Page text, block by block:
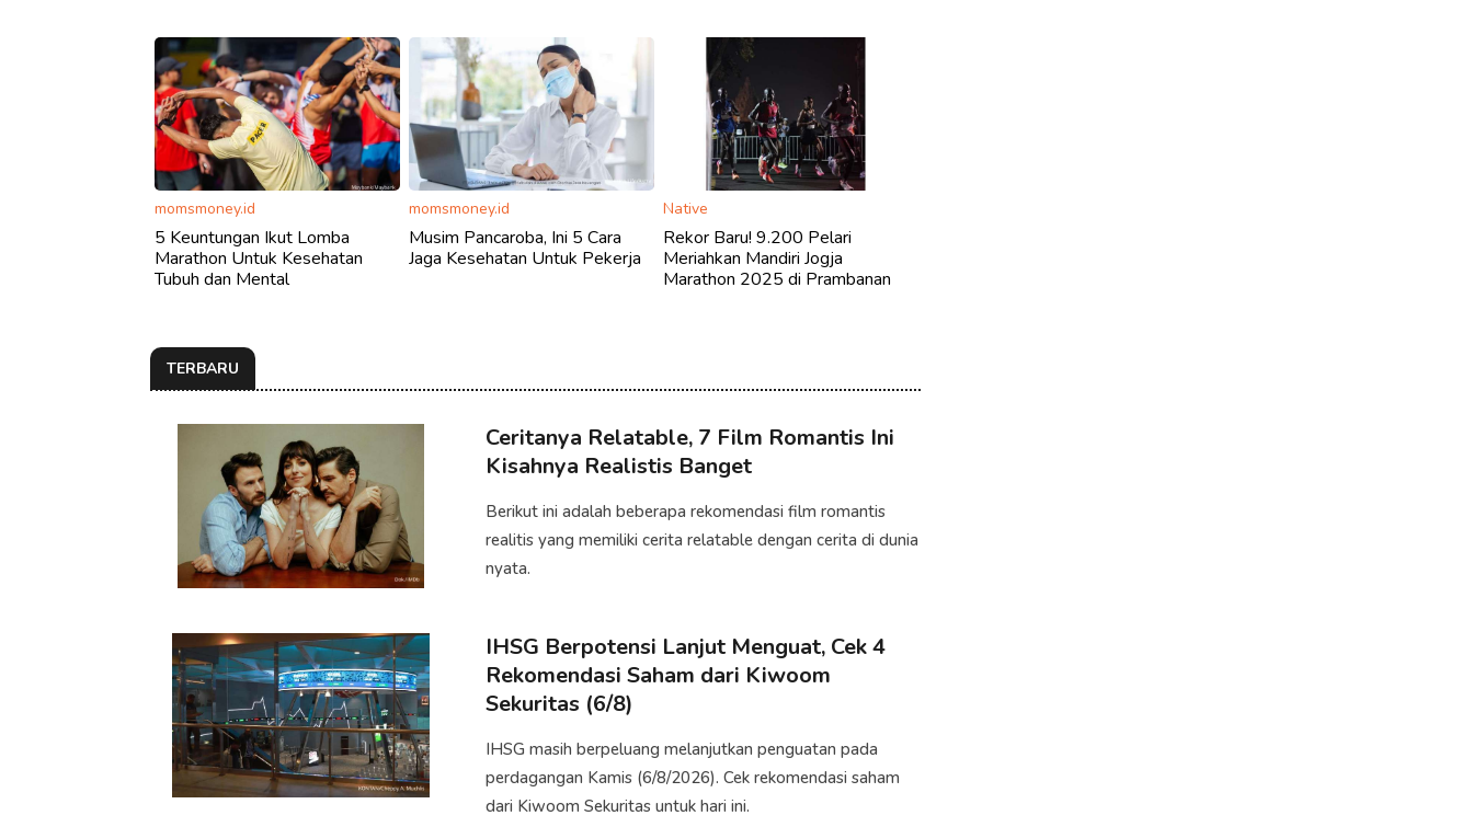
momsmoney.id
5 Keuntungan Ikut Lomba
Marathon Untuk Kesehatan
Tubuh dan Mental
momsmoney.id
Musim Pancaroba, Ini 5 Cara
Jaga Kesehatan Untuk Pekerja
Native
Rekor Baru! 9.200 Pelari
Meriahkan Mandiri Jogja
Marathon 2025 di Prambanan
TERBARU
Ceritanya Relatable, 7 Film Romantis Ini
Kisahnya Realistis Banget
Berikut ini adalah beberapa rekomendasi film romantis
realitis yang memiliki cerita relatable dengan cerita di dunia
nyata.​
IHSG Berpotensi Lanjut Menguat, Cek 4
Rekomendasi Saham dari Kiwoom
Sekuritas (6/8)
IHSG masih berpeluang melanjutkan penguatan pada
perdagangan Kamis (6/8/2026).​ Cek rekomendasi saham
dari Kiwoom Sekuritas untuk hari ini.